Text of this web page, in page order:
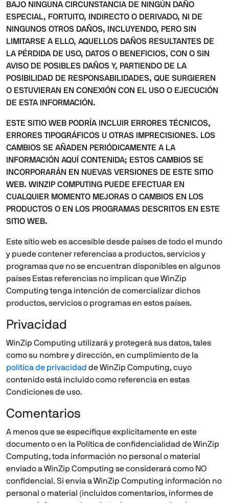
BAJO NINGUNA CIRCUNSTANCIA DE NINGÚN DAÑO
ESPECIAL, FORTUITO, INDIRECTO O DERIVADO, NI DE
NINGUNOS OTROS DAÑOS, INCLUYENDO, PERO SIN
LIMITARSE A ELLO, AQUELLOS DAÑOS RESULTANTES DE
LA PÉRDIDA DE USO, DATOS O BENEFICIOS, CON O SIN
AVISO DE POSIBLES DAÑOS Y, PARTIENDO DE LA
POSIBILIDAD DE RESPONSABILIDADES, QUE SURGIEREN
O ESTUVIERAN EN CONEXIÓN CON EL USO O EJECUCIÓN
DE ESTA INFORMACIÓN.
ESTE SITIO WEB PODRÍA INCLUIR ERRORES TÉCNICOS,
ERRORES TIPOGRÁFICOS U OTRAS IMPRECISIONES. LOS
CAMBIOS SE AÑADEN PERIÓDICAMENTE A LA
INFORMACIÓN AQUÍ CONTENIDA; ESTOS CAMBIOS SE
INCORPORARÁN EN NUEVAS VERSIONES DE ESTE SITIO
WEB. WINZIP COMPUTING PUEDE EFECTUAR EN
CUALQUIER MOMENTO MEJORAS O CAMBIOS EN LOS
PRODUCTOS O EN LOS PROGRAMAS DESCRITOS EN ESTE
SITIO WEB.
Este sitio web es accesible desde países de todo el mundo
y puede contener referencias a productos, servicios y
programas que no se encuentran disponibles en algunos
países Estas referencias no implican que WinZip
Computing tenga intención de comercializar dichos
productos, servicios o programas en estos países.
Privacidad
WinZip Computing utilizará y protegerá sus datos, tales
como su nombre y dirección, en cumplimiento de la
política de privacidad de WinZip Computing, cuyo
contenido está incluido como referencia en estas
Condiciones de uso.
Comentarios
A menos que se especifique explícitamente en este
documento o en la Política de confidencialidad de WinZip
Computing, toda información no personal o material
enviado a WinZip Computing se considerará como NO
confidencial. Si envía a WinZip Computing información no
personal o material (incluidos comentarios, informes de